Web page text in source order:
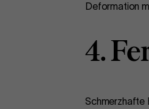
Deformation
4.
Schmerzhafte